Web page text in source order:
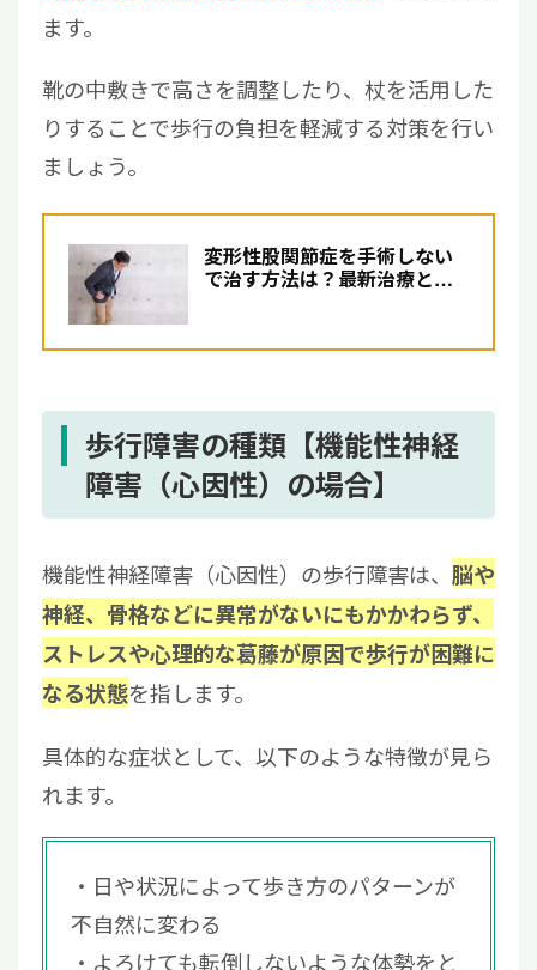
ます。
靴の中敷きで高さを調整したり、杖を活用した
りすることで歩行の負担を軽減する対策を行い
ましょう。
変形性股関節症を手術しない
で治す方法は？最新治療とし
歩行障害の種類【機能性神経
障害（心因性）の場合】
機能性神経障害（心因性）の歩行障害は、 脳や
神経、骨格などに異常がないにもかかわらず、
ストレスや心理的な葛藤が原因で歩行が困難に
なる状態を指します。
具体的な症状として、以下のような特徴が見ら
れます。
日や状況によって歩き方のパターンが
不自然に変わる
よろけても転倒しないような体勢をと